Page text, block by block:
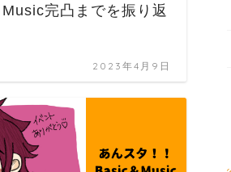
完凸までを振り返
2023年4月9日